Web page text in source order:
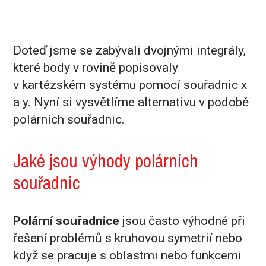
Doteď jsme se zabývali dvojnými integrály,
které body v rovině popisovaly
v kartézském systému pomocí souřadnic x
a y. Nyní si vysvětlíme alternativu v podobě
polárních souřadnic.
Jaké jsou výhody polárních
souřadnic
Polární souřadnice jsou často výhodné při
řešení problémů s kruhovou symetrií nebo
když se pracuje s oblastmi nebo funkcemi